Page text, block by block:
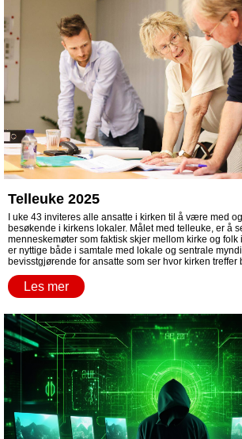
Telleuke 2025
I uke 43 inviteres alle ansatte i kirken til å være med
besøkende i kirkens lokaler. Målet med telleuke, er å
menneskemøter som faktisk skjer mellom kirke og folk
er nyttige både i samtale med lokale og sentrale
bevisstgjørende for ansatte som ser hvor kirken treffer
Les mer